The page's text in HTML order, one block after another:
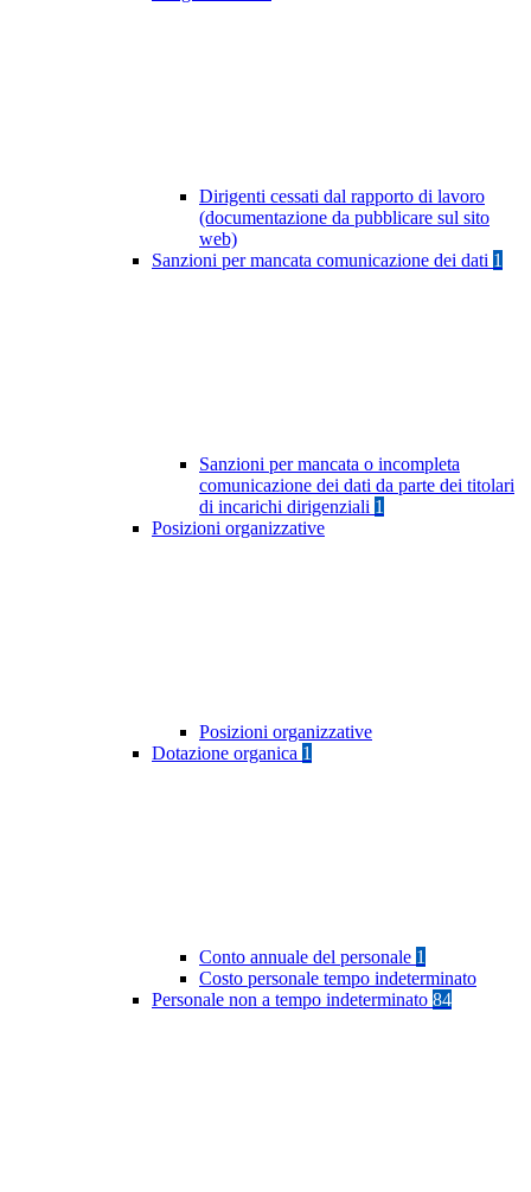
Dirigenti cessati dal rapporto di lavoro
(documentazione da pubblicare sul sito
web)
Sanzioni per mancata comunicazione dei dati 1
Sanzioni per mancata o incompleta
comunicazione dei dati da parte dei titolari
di incarichi dirigenziali 1
Posizioni organizzative
Posizioni organizzative
Dotazione organica 1
Conto annuale del personale 1
Costo personale tempo indeterminato
Personale non a tempo indeterminato 84